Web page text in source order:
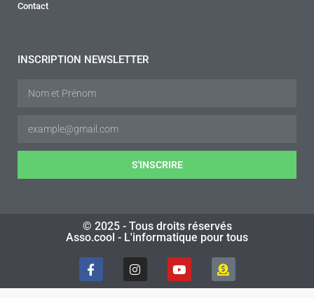
Contact
INSCRIPTION NEWSLETTER
S'INSCRIRE
© 2025 - Tous droits réservés
Asso.cool - L'informatique pour tous